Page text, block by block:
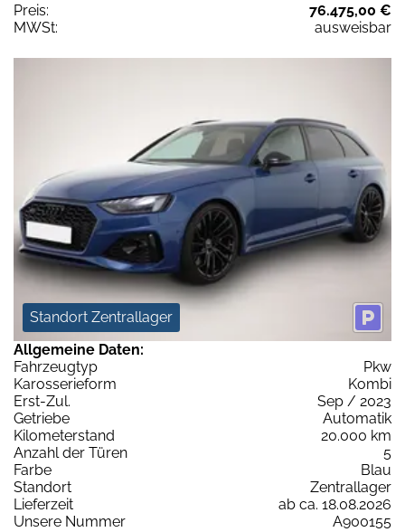
Preis:
76.475,00 €
MWSt:
ausweisbar
Standort Zentrallager
Allgemeine Daten:
Fahrzeugtyp
Pkw
Karosserieform
Kombi
Erst-Zul.
Sep / 2023
Getriebe
Automatik
Kilometerstand
20.000 km
Anzahl der Türen
5
Farbe
Blau
Standort
Zentrallager
Lieferzeit
ab ca. 18.08.2026
Unsere Nummer
A900155